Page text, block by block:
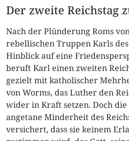
Der zweite Reichstag
Nach der Plünderung Roms
rebellischen Truppen Karls
Hinblick auf eine
beruft Karl einen zweiten
gezielt mit katholischer
von Worms, das Luther den
wider in Kraft setzen. Doch
angetane Minderheit des
versichert, dass sie keinem